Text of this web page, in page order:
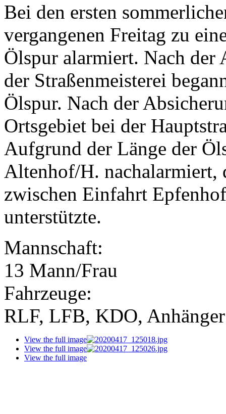
Bei den ersten
vergangenen Freitag zu
Ölspur alarmiert. Nach der
der Straßenmeisterei
Ölspur. Nach der
Ortsgebiet bei der
Aufgrund der Länge der
Altenhof/H. nachalarmiert,
zwischen Einfahrt
unterstützte.
Mannschaft:
13 Mann/Frau
Fahrzeuge:
RLF, LFB, KDO, Anhänger
View the full image
View the full image
View the full image